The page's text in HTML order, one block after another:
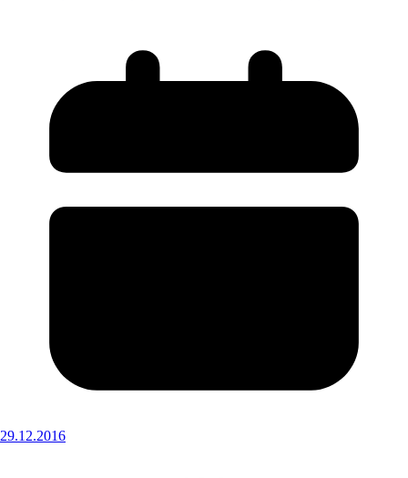
29.12.2016